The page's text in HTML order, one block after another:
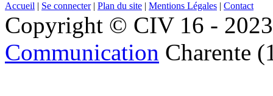
Accueil | Se connecter| Plan du site | Mentions Légales | Contact
Copyright © CIV 16 -
Communication Charente